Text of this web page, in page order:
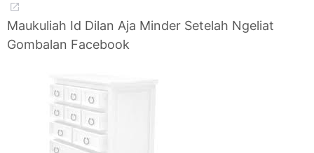
Maukuliah Id Dilan Aja Minder Setelah Ngeliat
Gombalan Facebook